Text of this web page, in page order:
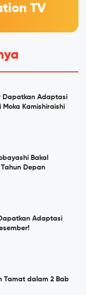
TV
Dapatkan Adaptasi
Kamishiraishi
Bakal
Depan
Adaptasi
Tamat dalam 2 Bab